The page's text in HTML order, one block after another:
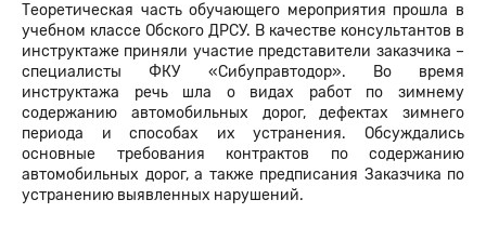
Теоретическая часть обучающего мероприятия прошла в
учебном классе Обского ДРСУ. В качестве консультантов в
инструктаже приняли участие представители заказчика –
специалисты ФКУ «Сибуправтодор». Во время
инструктажа речь шла о видах работ по зимнему
содержанию автомобильных дорог, дефектах зимнего
периода и способах их устранения. Обсуждались
основные требования контрактов по содержанию
автомобильных дорог, а также предписания Заказчика по
устранению выявленных нарушений.